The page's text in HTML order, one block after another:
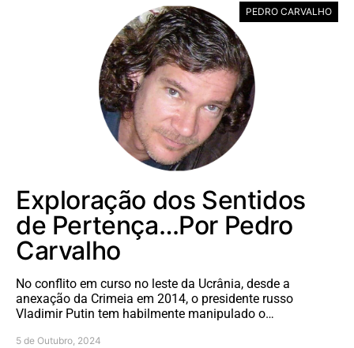
PEDRO CARVALHO
Exploração dos Sentidos
de Pertença…Por Pedro
Carvalho
No conflito em curso no leste da Ucrânia, desde a
anexação da Crimeia em 2014, o presidente russo
Vladimir Putin tem habilmente manipulado o…
5 de Outubro, 2024